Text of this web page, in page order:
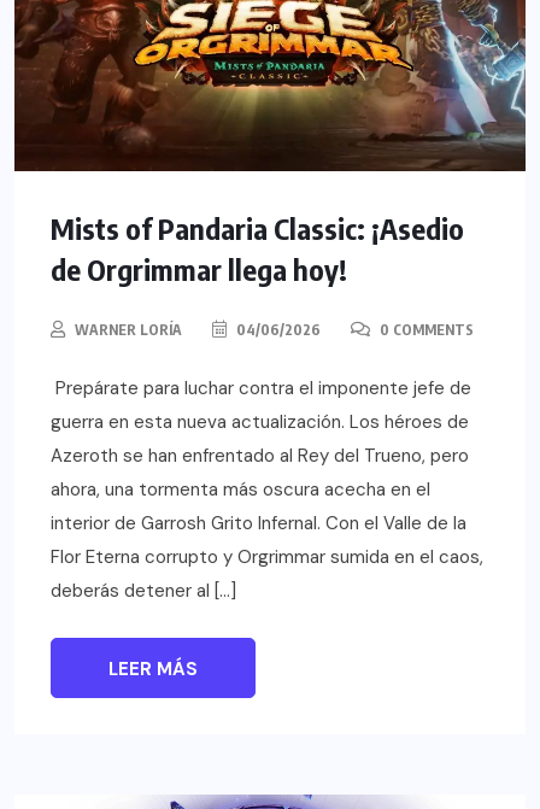
Mists of Pandaria Classic: ¡Asedio
de Orgrimmar llega hoy!
WARNER LORÍA 04/06/2026 0 COMMENTS
Prepárate para luchar contra el imponente jefe de
guerra en esta nueva actualización. Los héroes de
Azeroth se han enfrentado al Rey del Trueno, pero
ahora, una tormenta más oscura acecha en el
interior de Garrosh Grito Infernal. Con el Valle de la
Flor Eterna corrupto y Orgrimmar sumida en el caos,
deberás detener al […]
LEER MÁS